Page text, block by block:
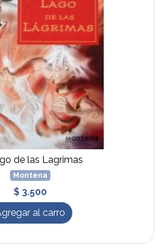
de las Lagrimas
Montena
$ 3.500
al carro